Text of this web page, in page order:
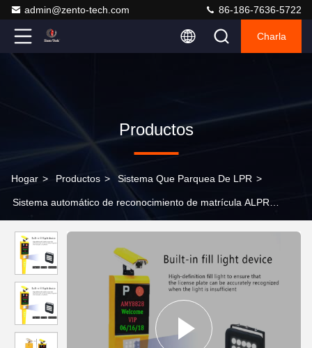
admin@zento-tech.com 86-186-7636-5722
Charla
Productos
Hogar > Productos > Sistema Que Parquea De LPR >
Sistema automático de reconocimiento de matrícula ALPR